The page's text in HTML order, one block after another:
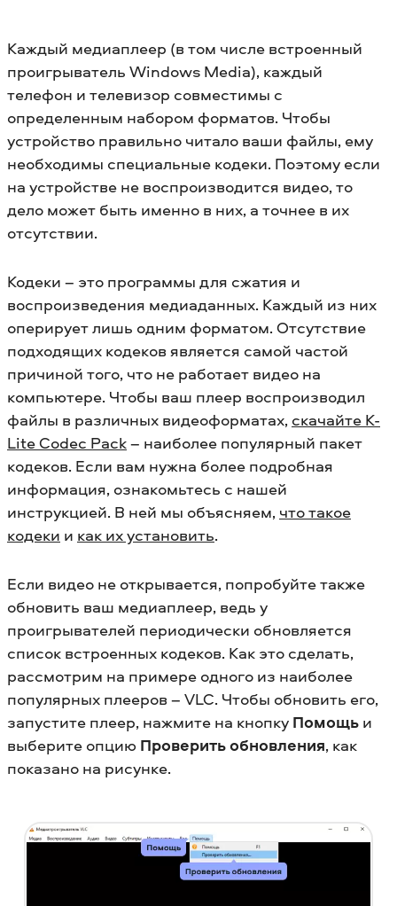
Каждый медиаплеер (в том числе встроенный
проигрыватель Windows Media), каждый
телефон и телевизор совместимы с
определенным набором форматов. Чтобы
устройство правильно читало ваши файлы, ему
необходимы специальные кодеки. Поэтому если
на устройстве не воспроизводится видео, то
дело может быть именно в них, а точнее в их
отсутствии.
Кодеки – это программы для сжатия и
воспроизведения медиаданных. Каждый из них
оперирует лишь одним форматом. Отсутствие
подходящих кодеков является самой частой
причиной того, что не работает видео на
компьютере. Чтобы ваш плеер воспроизводил
файлы в различных видеоформатах, скачайте K-
Lite Codec Pack– наиболее популярный пакет
кодеков. Если вам нужна более подробная
информация, ознакомьтесь с нашей
инструкцией. В ней мы объясняем, что такое
кодеки и как их установить.
Если видео не открывается, попробуйте также
обновить ваш медиаплеер, ведь у
проигрывателей периодически обновляется
список встроенных кодеков. Как это сделать,
рассмотрим на примере одного из наиболее
популярных плееров – VLC. Чтобы обновить его,
запустите плеер, нажмите на кнопку Помощь и
выберите опцию Проверить обновления, как
показано на рисунке.